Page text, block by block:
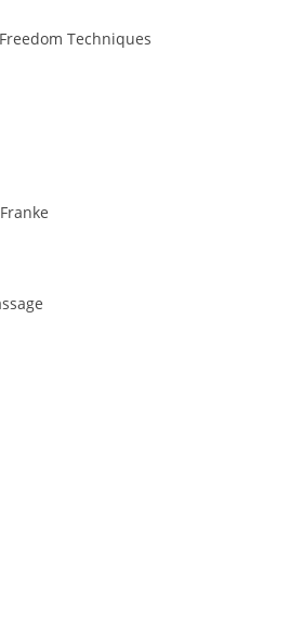
Techniques